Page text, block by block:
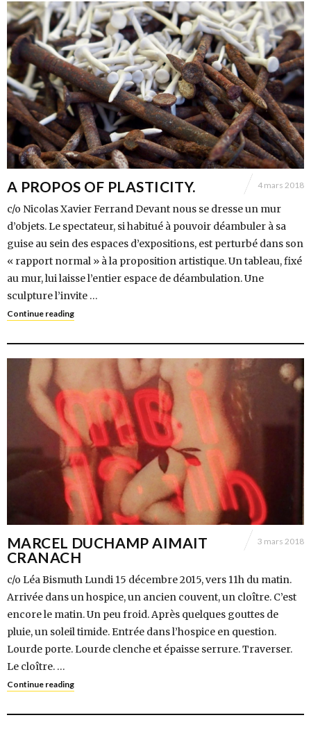
A PROPOS OF PLASTICITY. 4 mars 2018
c/o Nicolas Xavier Ferrand Devant nous se dresse un mur
d’objets. Le spectateur, si habitué à pouvoir déambuler à sa
guise au sein des espaces d’expositions, est perturbé dans son
« rapport normal » à la proposition artistique. Un tableau, fixé
au mur, lui laisse l’entier espace de déambulation. Une
sculpture l’invite …
Continue reading
MARCEL DUCHAMP AIMAIT
CRANACH
3 mars 2018
c/o Léa Bismuth Lundi 15 décembre 2015, vers 11h du matin.
Arrivée dans un hospice, un ancien couvent, un cloître. C’est
encore le matin. Un peu froid. Après quelques gouttes de
pluie, un soleil timide. Entrée dans l’hospice en question.
Lourde porte. Lourde clenche et épaisse serrure. Traverser.
Le cloître. …
Continue reading